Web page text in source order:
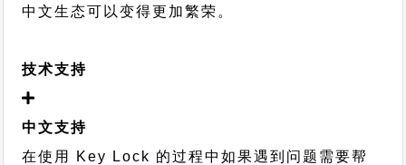
中文生态可以变得更加繁荣。
技术支持
中文支持
在使用 Key Lock 的过程中如果遇到问题需要帮